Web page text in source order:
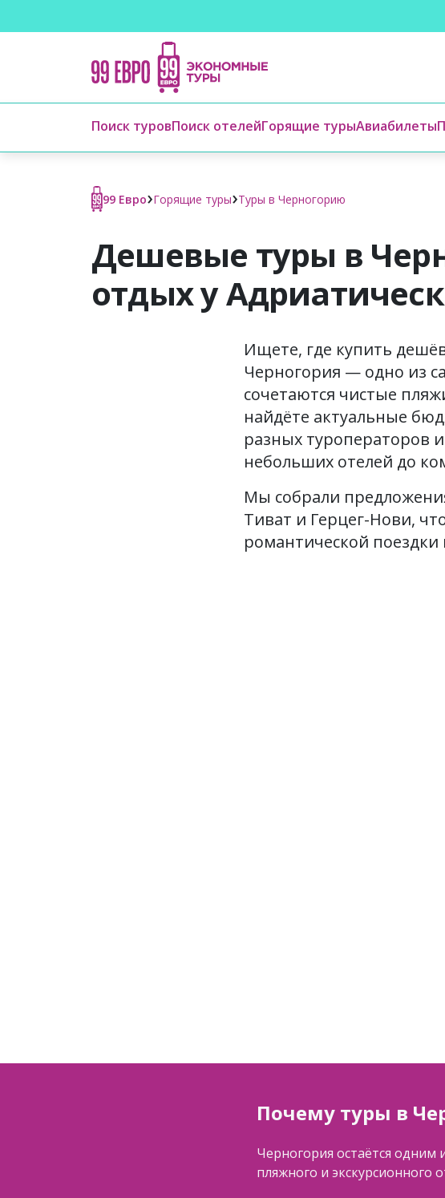
Поиск туровПоиск отелейГорящие турыАвиабилеты
99 Евро›Горящие туры›Туры в Черногорию
Дешевые туры в
отдых у
Ищете, где купить
Черногория — одно из
сочетаются чистые
найдёте актуальные
разных туроператоров
небольших отелей до
Мы собрали
Тиват и Герцег-Нови,
романтической
Почему туры в
Черногория остаётся одним
пляжного и экскурсионного